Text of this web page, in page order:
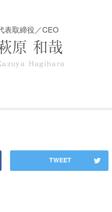
表取締役／CEO
原 和哉
Hagihara